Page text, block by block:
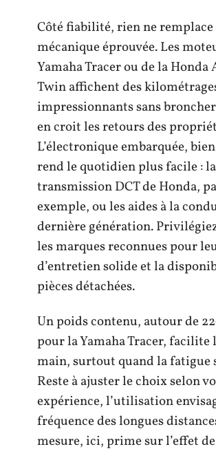
Côté fiabilité, rien ne remplace
mécanique éprouvée. Les
Yamaha Tracer ou de la Honda
Twin affichent des
impressionnants sans
en croit les retours des
L’électronique embarquée,
rend le quotidien plus facile : la
transmission DCT de Honda,
exemple, ou les aides à la
dernière génération.
les marques reconnues pour
d’entretien solide et la
pièces détachées.
Un poids contenu, autour de
pour la Yamaha Tracer, facilite
main, surtout quand la fatigue
Reste à ajuster le choix selon
expérience, l’utilisation
fréquence des longues
mesure, ici, prime sur l’effet